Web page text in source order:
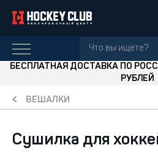
БЕСПЛАТНАЯ ДОСТАВКА ПО
РУБЛЕЙ
ВЕШАЛКИ
Сушилка для